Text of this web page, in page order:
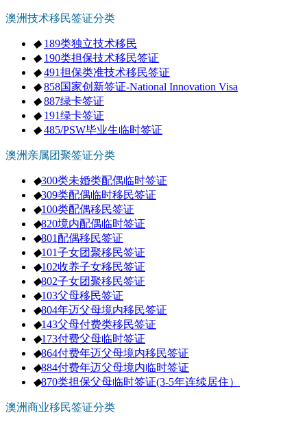
澳洲技术移民签证分类
◆ 189类独立技术移民
◆ 190类担保技术移民签证
◆ 491担保类准技术移民签证
◆ 858国家创新签证-National Innovation Visa
◆ 887绿卡签证
◆ 191绿卡签证
◆ 485/PSW毕业生临时签证
澳洲亲属团聚签证分类
◆300类未婚类配偶临时签证
◆309类配偶临时移民签证
◆100类配偶移民签证
◆820境内配偶临时签证
◆801配偶移民签证
◆101子女团聚移民签证
◆102收养子女移民签证
◆802子女团聚移民签证
◆103父母移民签证
◆804年迈父母境内移民签证
◆143父母付费类移民签证
◆173付费父母临时签证
◆864付费年迈父母境内移民签证
◆884付费年迈父母境内临时签证
◆870类担保父母临时签证(3-5年连续居住）
澳洲商业移民签证分类